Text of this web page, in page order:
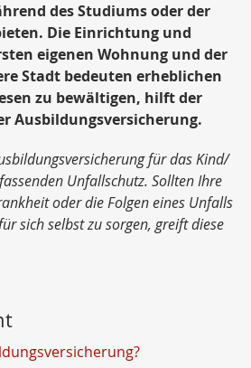
des Studiums oder der
Die Einrichtung und
eigenen Wohnung und der
Stadt bedeuten erheblichen
zu bewältigen, hilft der
Ausbildungsversicherung.
für das Kind/
Unfallschutz. Sollten Ihre
oder die Folgen eines Unfalls
sich selbst zu sorgen, greift diese